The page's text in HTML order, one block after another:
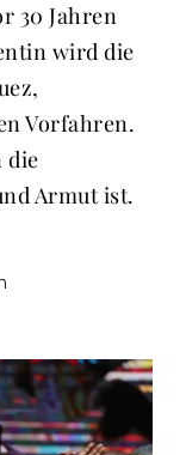
30 Jahren
wird die
Vorfahren.
die
Armut ist.